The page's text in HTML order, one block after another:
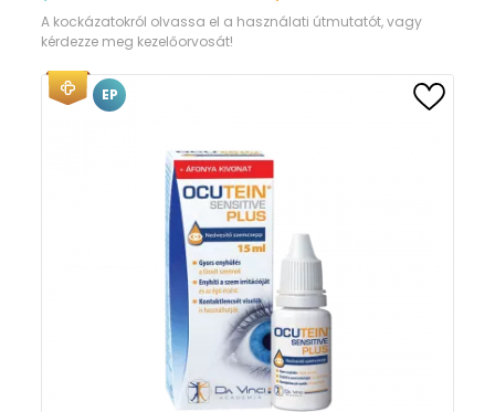
A kockázatokról olvassa el a használati útmutatót, vagy
kérdezze meg kezelőorvosát!
EP